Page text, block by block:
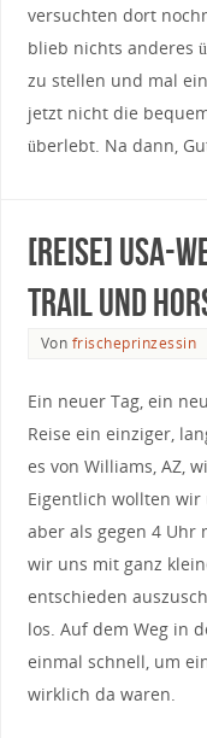
versuchten dort
blieb nichts anderes
zu stellen und mal
jetzt nicht die
überlebt. Na dann,
Tagged Antelope
Reise, Reisebericht ,
[Reise] USA-
Trail und
Von frischeprinzessin
Ein neuer Tag, ein
Reise ein einziger,
es von Williams, AZ,
Eigentlich wollten wir
aber als gegen 4 Uhr
wir uns mit ganz
entschieden
los. Auf dem Weg in
einmal schnell, um
wirklich da waren.